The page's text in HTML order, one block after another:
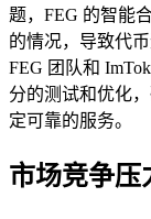
题，FEG 的智能
的情况，导致代
FEG 团队和
分的测试和优化
定可靠的服务。
市场竞争压